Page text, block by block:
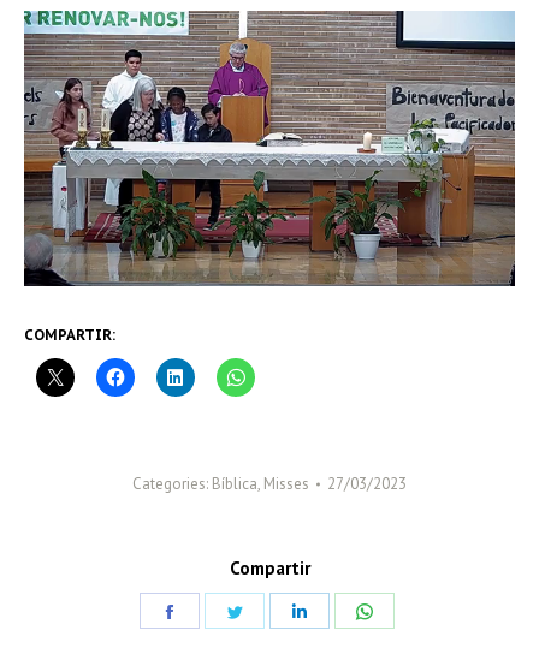
COMPARTIR:
Categories: Bíblica, Misses 27/03/2023
Compartir